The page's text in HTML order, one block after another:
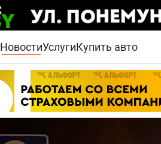
НовостиУслугиКупить авто